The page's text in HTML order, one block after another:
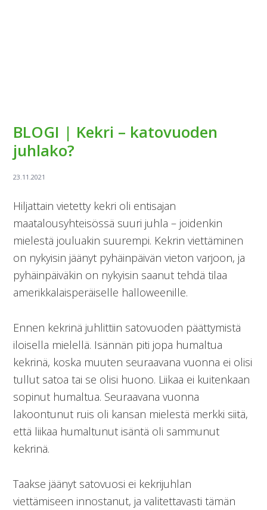
BLOGI | Kekri – katovuoden
juhlako?
Hiljattain vietetty kekri oli entisajan
maatalousyhteisössä suuri juhla – joidenkin
mielestä jouluakin suurempi. Kekrin viettäminen
on nykyisin jäänyt pyhäinpäivän vieton varjoon, ja
pyhäinpäiväkin on nykyisin saanut tehdä tilaa
amerikkalaisperäiselle halloweenille.
Ennen kekrinä juhlittiin satovuoden päättymistä
iloisella mielellä. Isännän piti jopa humaltua
kekrinä, koska muuten seuraavana vuonna ei olisi
tullut satoa tai se olisi huono. Liikaa ei kuitenkaan
sopinut humaltua. Seuraavana vuonna
lakoontunut ruis oli kansan mielestä merkki siitä,
että liikaa humaltunut isäntä oli sammunut
kekrinä.
Taakse jäänyt satovuosi ei kekrijuhlan
viettämiseen innostanut, ja valitettavasti tämän